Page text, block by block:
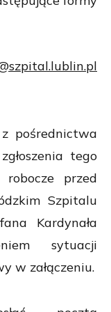
pośrednictwa
tego
przed
Szpitalu
Kardynała
sytuacji
w załączeniu.